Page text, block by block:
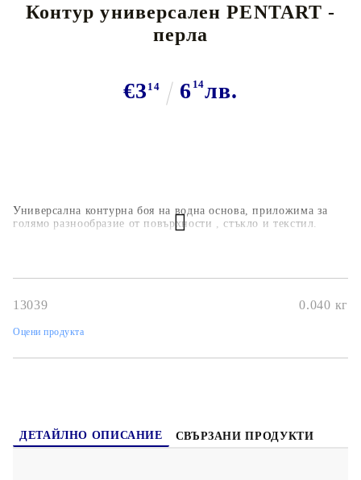
Контур универсален PENTART -
перла
€3 14 6 14лв.
Универсална контурна боя на водна основа, приложима за
голямо разнообразие от повърхности , стъкло и текстил.
13039 0.040 кг
Оцени продукта
ДЕТАЙЛНО ОПИСАНИЕ СВЪРЗАНИ ПРОДУКТИ